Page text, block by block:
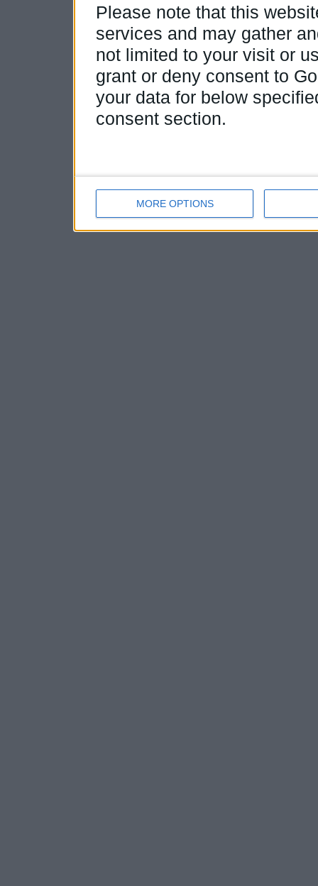
Please note that this
services and may gather
not limited to your visit or
grant or deny consent to
your data for below
consent section.
MORE OPTIONS